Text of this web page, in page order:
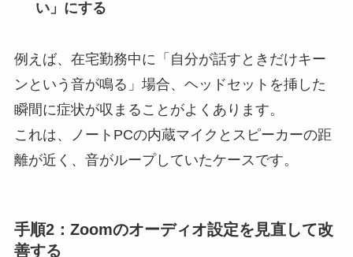
い」にする
例えば、在宅勤務中に「自分が話すときだけキー
ンという音が鳴る」場合、ヘッドセットを挿した
瞬間に症状が収まることがよくあります。
これは、ノートPCの内蔵マイクとスピーカーの距
離が近く、音がループしていたケースです。
手順2：Zoomのオーディオ設定を見直して改
善する